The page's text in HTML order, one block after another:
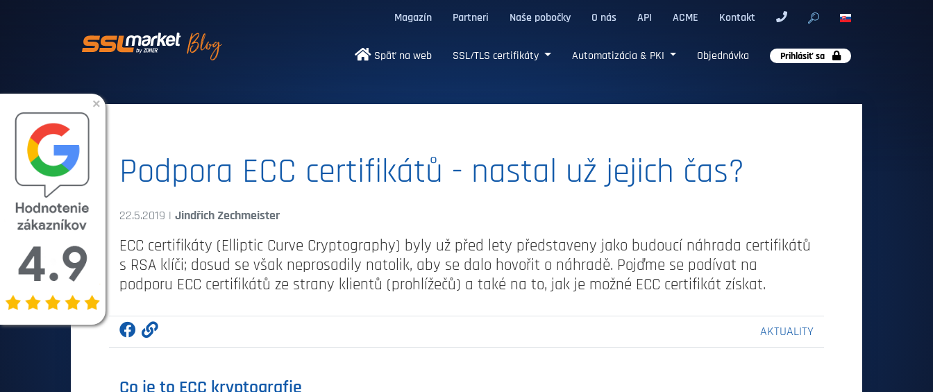
Magazín Partneri Naše pobočky O nás API ACME Kontakt
Dôveryhodné SSL/TLS certifikáty
Späť na web SSL/TLS certifikáty Automatizácia & PKI Objednávka Prihlásiť sa
Podpora ECC certifikátů - nastal už jejich čas?
22.5.2019 | Jindřich Zechmeister
ECC certifikáty (Elliptic Curve Cryptography) byly už před lety představeny jako budoucí náhrada certifikátů
s RSA klíči; dosud se však neprosadily natolik, aby se dalo hovořit o náhradě. Pojďme se podívat na
podporu ECC certifikátů ze strany klientů (prohlížečů) a také na to, jak je možné ECC certifikát získat.
AKTUALITY
Co je to ECC kryptografie
×